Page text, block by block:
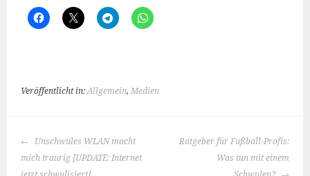
Veröffentlicht in:Allgemein,Medien
BEITRAGS-
NAVIGATION
Unschwules WLAN macht
mich traurig [UPDATE: Internet
Ratgeber für Fußball-Profis:
Was tun mit einem